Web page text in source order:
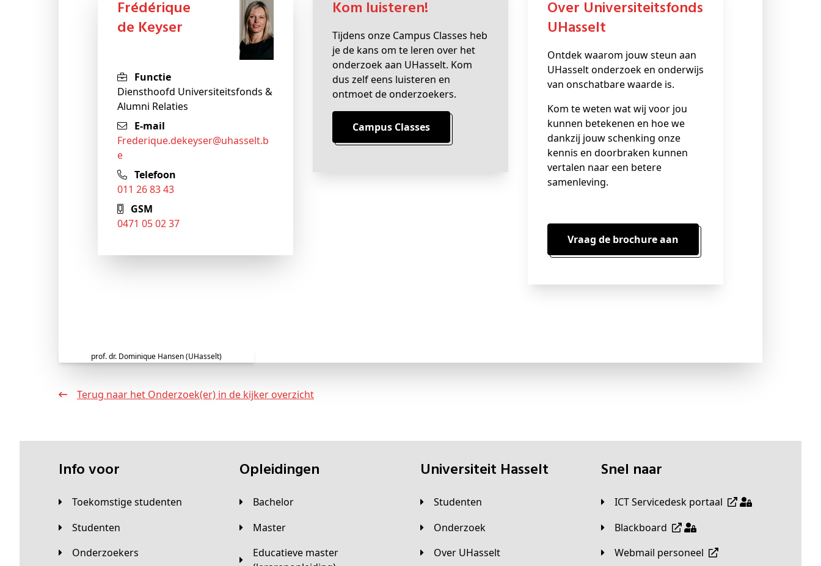
prof. dr. Dominique Hansen (UHasselt)
Frédérique
de Keyser
Functie
Diensthoofd Universiteitsfonds &
Alumni Relaties
E-mail
frederique.dekeyser@uhasselt.b
e
Telefoon
011 26 83 43
GSM
0471 05 02 37
Kom luisteren!
Tijdens onze Campus Classes heb
je de kans om te leren over het
onderzoek aan UHasselt. Kom
dus zelf eens luisteren en
ontmoet de onderzoekers.
Campus Classes
Over Universiteitsfonds
UHasselt
Ontdek waarom jouw steun aan
UHasselt onderzoek en onderwijs
van onschatbare waarde is.
Kom te weten wat wij voor jou
kunnen betekenen en hoe we
dankzij jouw schenking onze
kennis en doorbraken kunnen
vertalen naar een betere
samenleving.
Vraag de brochure aan
Terug naar het Onderzoek(er) in de kijker overzicht
Info voor
Toekomstige studenten
Studenten
Onderzoekers
Opleidingen
Bachelor
Master
Educatieve master
universiteit Hasselt
Studenten
Onderzoek
Over UHasselt
Snel naar
ICT Servicedesk portaal
Blackboard
Webmail personeel